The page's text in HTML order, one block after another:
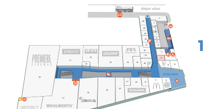
2
3
4
5
6
7
8
9
10
11
12
14 15
16
17
19
20
21
22
25
26
27
28
31
32
33
34 35
36
37
38
39
40
41
42
43
44
45
114